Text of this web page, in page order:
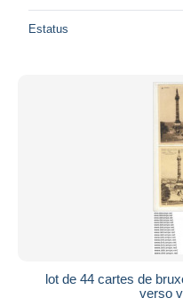
Estatus
lot de 44 cartes de
verso